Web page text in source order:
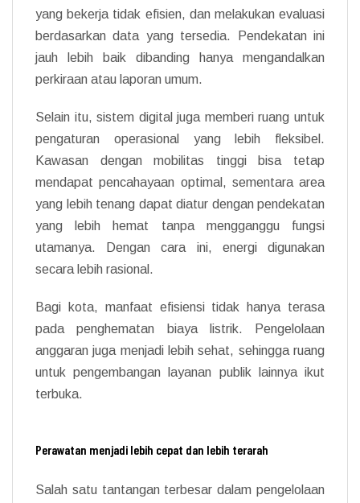
yang bekerja tidak efisien, dan melakukan evaluasi
berdasarkan data yang tersedia. Pendekatan ini
jauh lebih baik dibanding hanya mengandalkan
perkiraan atau laporan umum.
Selain itu, sistem digital juga memberi ruang untuk
pengaturan operasional yang lebih fleksibel.
Kawasan dengan mobilitas tinggi bisa tetap
mendapat pencahayaan optimal, sementara area
yang lebih tenang dapat diatur dengan pendekatan
yang lebih hemat tanpa mengganggu fungsi
utamanya. Dengan cara ini, energi digunakan
secara lebih rasional.
Bagi kota, manfaat efisiensi tidak hanya terasa
pada penghematan biaya listrik. Pengelolaan
anggaran juga menjadi lebih sehat, sehingga ruang
untuk pengembangan layanan publik lainnya ikut
terbuka.
Perawatan menjadi lebih cepat dan lebih terarah
Salah satu tantangan terbesar dalam pengelolaan